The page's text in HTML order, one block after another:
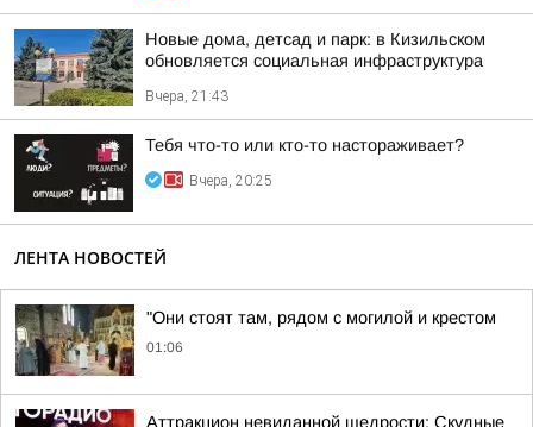
Новые дома, детсад и парк: в Кизильском
обновляется социальная инфраструктура
Вчера, 21:43
Тебя что-то или кто-то настораживает?
Вчера, 20:25
ЛЕНТА НОВОСТЕЙ
"Они стоят там, рядом с могилой и крестом
01:06
Аттракцион невиданной щедрости: Скудные